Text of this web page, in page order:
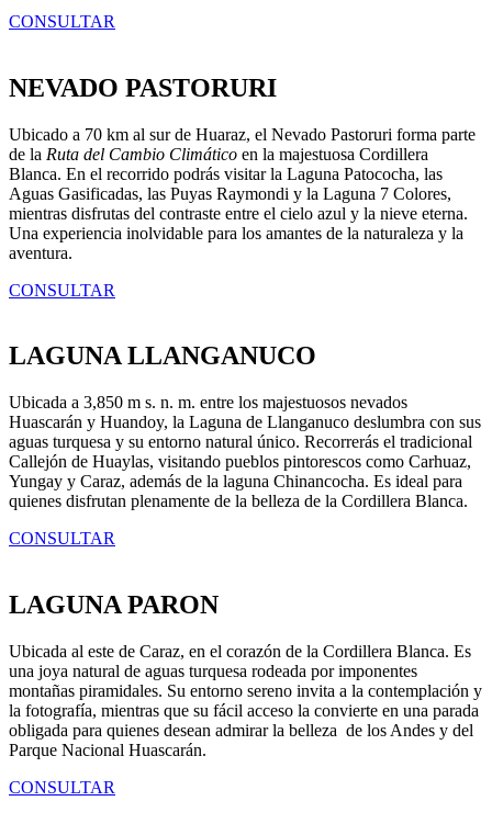
CONSULTAR
NEVADO PASTORURI
Ubicado a 70 km al sur de Huaraz, el Nevado Pastoruri forma parte
de la Ruta del Cambio Climático en la majestuosa Cordillera
Blanca. En el recorrido podrás visitar la Laguna Patococha, las
Aguas Gasificadas, las Puyas Raymondi y la Laguna 7 Colores,
mientras disfrutas del contraste entre el cielo azul y la nieve eterna.
Una experiencia inolvidable para los amantes de la naturaleza y la
aventura.
CONSULTAR
LAGUNA LLANGANUCO
Ubicada a 3,850 m s. n. m. entre los majestuosos nevados
Huascarán y Huandoy, la Laguna de Llanganuco deslumbra con sus
aguas turquesa y su entorno natural único. Recorrerás el tradicional
Callejón de Huaylas, visitando pueblos pintorescos como Carhuaz,
Yungay y Caraz, además de la laguna Chinancocha. Es ideal para
quienes disfrutan plenamente de la belleza de la Cordillera Blanca.
CONSULTAR
LAGUNA PARON
Ubicada al este de Caraz, en el corazón de la Cordillera Blanca. Es
una joya natural de aguas turquesa rodeada por imponentes
montañas piramidales. Su entorno sereno invita a la contemplación y
la fotografía, mientras que su fácil acceso la convierte en una parada
obligada para quienes desean admirar la belleza de los Andes y del
Parque Nacional Huascarán.
CONSULTAR